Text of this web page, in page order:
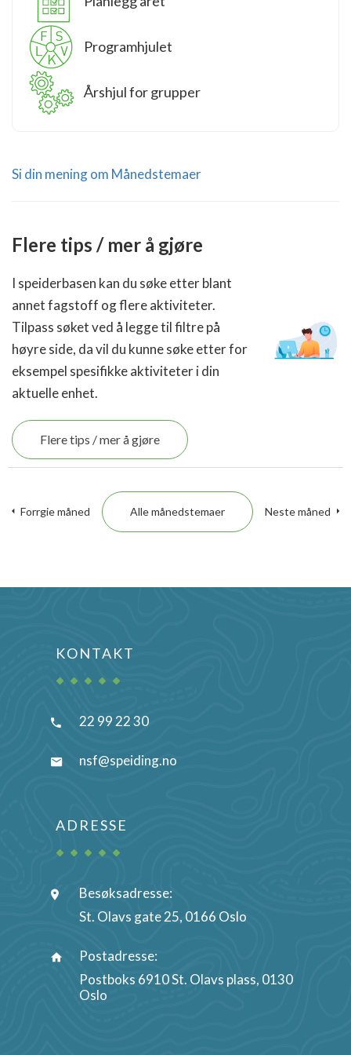
Programhjulet
Årshjul for grupper
Si din mening om Månedstemaer
Flere tips / mer å gjøre
I speiderbasen kan du søke etter blant
annet fagstoff og flere aktiviteter.
Tilpass søket ved å legge til filtre på
høyre side, da vil du kunne søke etter for
eksempel spesifikke aktiviteter i din
aktuelle enhet.
Flere tips / mer å gjøre
Forrgie måned Alle månedstemaer Neste måned
KONTAKT
22 99 22 30
nsf@speiding.no
ADRESSE
Besøksadresse:
St. Olavs gate 25, 0166 Oslo
Postadresse:
Postboks 6910 St. Olavs plass, 0130
Oslo